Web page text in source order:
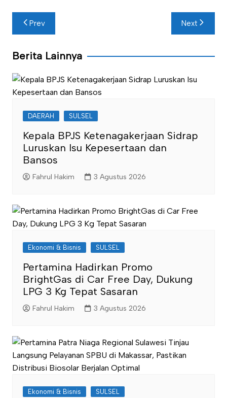
Navigasi
pos
Prev Next
Berita Lainnya
DAERAH SULSEL
Kepala BPJS Ketenagakerjaan Sidrap
Luruskan Isu Kepesertaan dan
Bansos
Fahrul Hakim 3 Agustus 2026
Ekonomi & Bisnis SULSEL
Pertamina Hadirkan Promo
BrightGas di Car Free Day, Dukung
LPG 3 Kg Tepat Sasaran
Fahrul Hakim 3 Agustus 2026
Ekonomi & Bisnis SULSEL